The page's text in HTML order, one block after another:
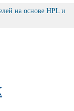
на основе HPL и